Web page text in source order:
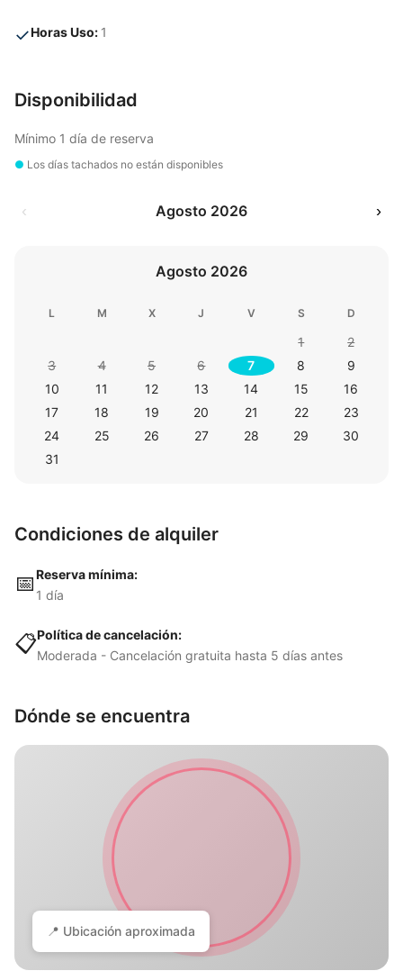
✓Horas Uso: 1
Disponibilidad
Mínimo 1 día de reserva
● Los días tachados no están disponibles
‹ Agosto 2026 ›
Agosto 2026
L M X J V S D
1
2
3
4 5 6 7 8
9
10
11 12 13 14 15
16
17
18 19 20 21 22
23
24
25 26 27 28 29
30
31
Condiciones de alquiler
📅Reserva mínima:
1 día
📋Política de cancelación:
Moderada - Cancelación gratuita hasta 5 días antes
Dónde se encuentra
📍 Ubicación aproximada